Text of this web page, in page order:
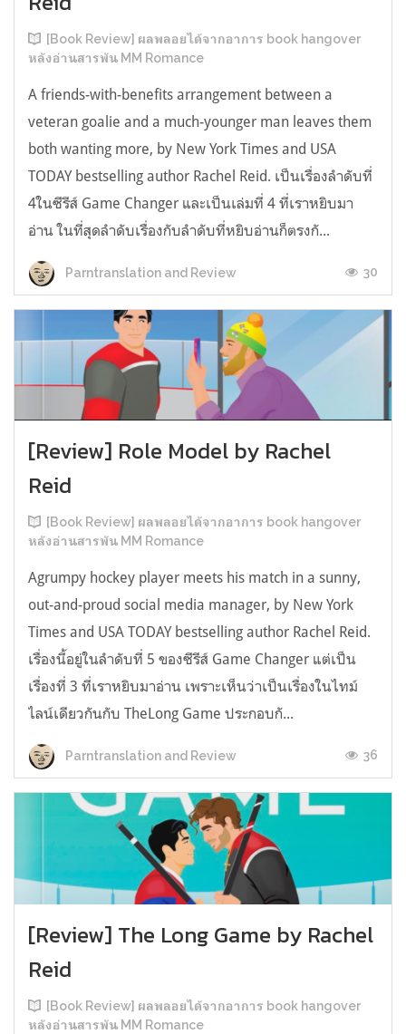
[Book Review] ผลพลอยได้จากอาการ book hangover
หลังอ่านสารพัน MM Romance
A friends-with-benefits arrangement between a
veteran goalie and a much-younger man leaves them
both wanting more, by New York Times and USA
TODAY bestselling author Rachel Reid. เป็นเรื่องลำดับที่
4ในซีรีส์ Game Changer และเป็นเล่มที่ 4 ที่เราหยิบมา
อ่าน ในที่สุดลำดับเรื่องกับลำดับที่หยิบอ่านก็ตรงกั...
Parntranslation and Review 30
[Review] Role Model by Rachel
Reid
[Book Review] ผลพลอยได้จากอาการ book hangover
หลังอ่านสารพัน MM Romance
Agrumpy hockey player meets his match in a sunny,
out-and-proud social media manager, by New York
Times and USA TODAY bestselling author Rachel Reid.
เรื่องนี้อยู่ในลำดับที่ 5 ของซีรีส์ Game Changer แต่เป็น
เรื่องที่ 3 ที่เราหยิบมาอ่าน เพราะเห็นว่าเป็นเรื่องในไทม์
ไลน์เดียวกันกับ TheLong Game ประกอบกั...
Parntranslation and Review 36
[Review] The Long Game by Rachel
Reid
[Book Review] ผลพลอยได้จากอาการ book hangover
หลังอ่านสารพัน MM Romance